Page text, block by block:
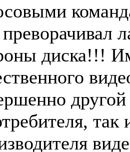
диска!!!
другой
так